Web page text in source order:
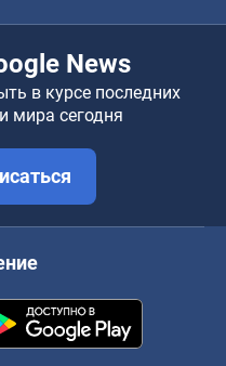
News
в курсе последних
мира сегодня